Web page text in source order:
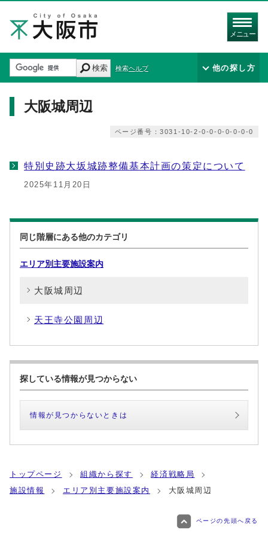
メニュー
検索 検索ヘルプ 他の探し方
大阪城周辺
ページ番号：3031-10-2-0-0-0-0-0-0-0
特別史跡大坂城跡整備基本計画の策定について
2025年11月20日
同じ階層にある他のカテゴリ
エリア別主要施設案内
大阪城周辺
天王寺公園周辺
探している情報が見つからない
情報が見つからないときは
トップページ 組織から探す
経済戦略局
施設情報
エリア別主要施設案内 大阪城周辺
ページの先頭へ戻る